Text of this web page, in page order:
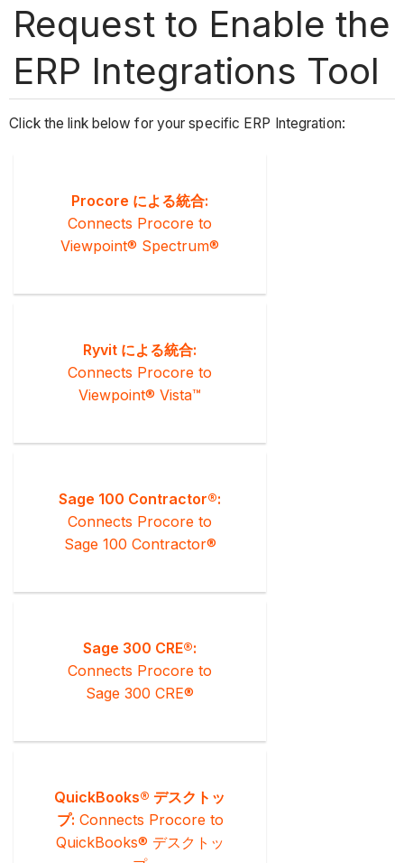
Request to Enable the
ERP Integrations Tool
Click the link below for your specific ERP Integration:
Procore による統合:
Connects Procore to
Viewpoint® Spectrum®
Ryvit による統合:
Connects Procore to
Viewpoint® Vista™
Sage 100 Contractor®:
Connects Procore to
Sage 100 Contractor®
Sage 300 CRE®:
Connects Procore to
Sage 300 CRE®
QuickBooks® デスクトッ
プ: Connects Procore to
QuickBooks® デスクトッ